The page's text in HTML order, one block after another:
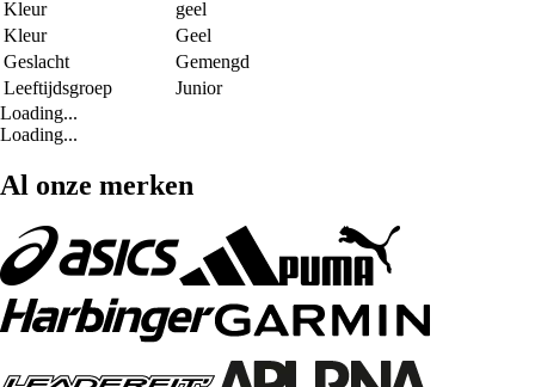
Kleur
geel
Kleur
Geel
Geslacht
Gemengd
Leeftijdsgroep
Junior
Loading...
Loading...
Al onze merken